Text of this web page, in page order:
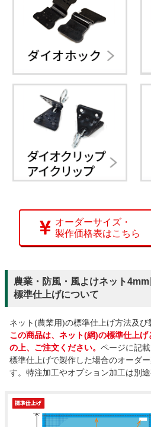
オーダーサイズ・
製作価格表はこちら
農業・防風・風よけネット
標準仕上げについて
ネット(農業用)の標準仕上げ方法及び
この商品は、ネット(網)の標準仕上
の上、ご注文ください。 ページに記
標準仕上げで製作した場合のオーダ
す。特注加工やオプション加工は別途